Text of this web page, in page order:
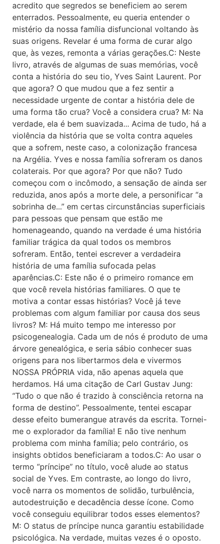
acredito que segredos se beneficiem ao serem
enterrados. Pessoalmente, eu queria entender o
mistério da nossa família disfuncional voltando às
suas origens. Revelar é uma forma de curar algo
que, às vezes, remonta a várias gerações.C: Neste
livro, através de algumas de suas memórias, você
conta a história do seu tio, Yves Saint Laurent. Por
que agora? O que mudou que a fez sentir a
necessidade urgente de contar a história dele de
uma forma tão crua? Você a considera crua? M: Na
verdade, ela é bem suavizada... Acima de tudo, há a
violência da história que se volta contra aqueles
que a sofrem, neste caso, a colonização francesa
na Argélia. Yves e nossa família sofreram os danos
colaterais. Por que agora? Por que não? Tudo
começou com o incômodo, a sensação de ainda ser
reduzida, anos após a morte dele, a personificar “a
sobrinha de...” em certas circunstâncias superficiais
para pessoas que pensam que estão me
homenageando, quando na verdade é uma história
familiar trágica da qual todos os membros
sofreram. Então, tentei escrever a verdadeira
história de uma família sufocada pelas
aparências.C: Este não é o primeiro romance em
que você revela histórias familiares. O que te
motiva a contar essas histórias? Você já teve
problemas com algum familiar por causa dos seus
livros? M: Há muito tempo me interesso por
psicogenealogia. Cada um de nós é produto de uma
árvore genealógica, e seria sábio conhecer suas
origens para nos libertarmos dela e vivermos
NOSSA PRÓPRIA vida, não apenas aquela que
herdamos. Há uma citação de Carl Gustav Jung:
“Tudo o que não é trazido à consciência retorna na
forma de destino”. Pessoalmente, tentei escapar
desse efeito bumerangue através da escrita. Tornei-
me o explorador da família! E não tive nenhum
problema com minha família; pelo contrário, os
insights obtidos beneficiaram a todos.C: Ao usar o
termo “príncipe” no título, você alude ao status
social de Yves. Em contraste, ao longo do livro,
você narra os momentos de solidão, turbulência,
autodestruição e decadência desse ícone. Como
você conseguiu equilibrar todos esses elementos?
M: O status de príncipe nunca garantiu estabilidade
psicológica. Na verdade, muitas vezes é o oposto.